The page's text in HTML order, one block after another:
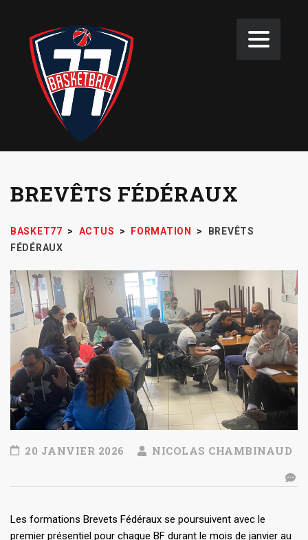
BREVÊTS FÉDÉRAUX
BASKET77 > ACTUS > FORMATION >
BREVÊTS
FÉDÉRAUX
20 JANVIER 2026 NICOLAS CHAMBINAUD
Les formations Brevets Fédéraux se poursuivent avec le
premier présentiel pour chaque BF durant le mois de janvier au